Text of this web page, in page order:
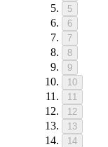
5
6
7
8
9
10
11
12
13
14